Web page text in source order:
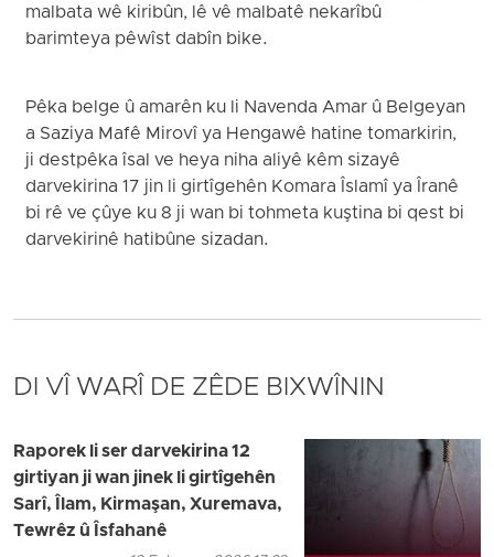
malbata wê kiribûn, lê vê malbatê nekarîbû
barimteya pêwîst dabîn bike.
Pêka belge û amarên ku li Navenda Amar û Belgeyan
a Saziya Mafê Mirovî ya Hengawê hatine tomarkirin,
ji destpêka îsal ve heya niha aliyê kêm sizayê
darvekirina 17 jin li girtîgehên Komara Îslamî ya Îranê
bi rê ve çûye ku 8 ji wan bi tohmeta kuştina bi qest bi
darvekirinê hatibûne sizadan.
DI VÎ WARÎ DE ZÊDE BIXWÎNIN
Raporek li ser darvekirina 12
girtiyan ji wan jinek li girtîgehên
Sarî, Îlam, Kirmaşan, Xuremava,
Tewrêz û Îsfahanê